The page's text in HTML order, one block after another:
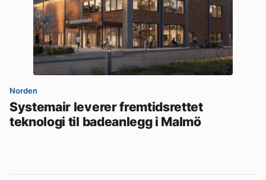
Norden
Systemair leverer fremtidsrettet
teknologi til badeanlegg i Malmö